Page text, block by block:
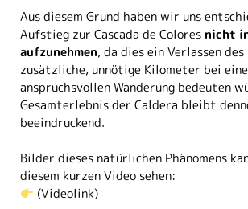
Aus diesem Grund haben wir uns
Aufstieg zur Cascada de Colores nicht
aufzunehmen, da dies ein Verlassen
zusätzliche, unnötige Kilometer bei
anspruchsvollen Wanderung bedeuten
Gesamterlebnis der Caldera bleibt
beeindruckend.
Bilder dieses natürlichen Phänomens
diesem kurzen Video sehen:
(Videolink)